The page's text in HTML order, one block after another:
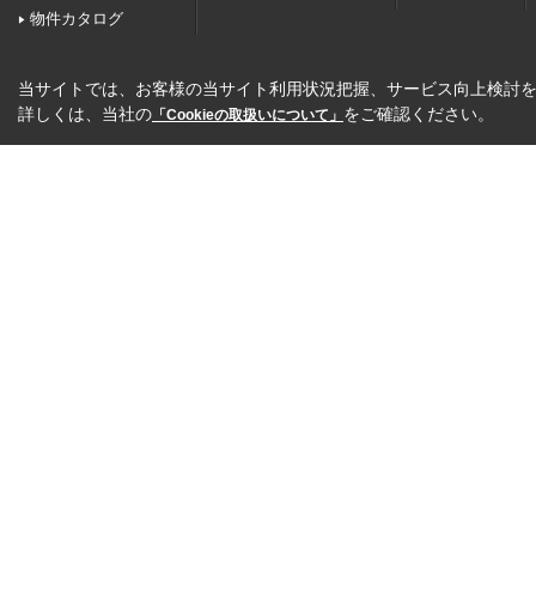
物件カタログ
当サイトでは、お客様の当サイト利用状況把握、サービス向上検討
詳しくは、当社の 「Cookieの取扱いについて」 をご確認ください。